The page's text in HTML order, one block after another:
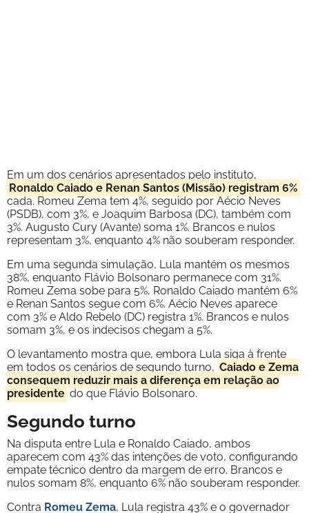
Em um dos cenários apresentados pelo instituto,
Ronaldo Caiado e Renan Santos (Missão) registram 6%
cada. Romeu Zema tem 4%, seguido por Aécio Neves
(PSDB), com 3%, e Joaquim Barbosa (DC), também com
3%. Augusto Cury (Avante) soma 1%. Brancos e nulos
representam 3%, enquanto 4% não souberam responder.
Em uma segunda simulação, Lula mantém os mesmos
38%, enquanto Flávio Bolsonaro permanece com 31%.
Romeu Zema sobe para 5%, Ronaldo Caiado mantém 6%
e Renan Santos segue com 6%. Aécio Neves aparece
com 3% e Aldo Rebelo (DC) registra 1%. Brancos e nulos
somam 3%, e os indecisos chegam a 5%.
O levantamento mostra que, embora Lula siga à frente
em todos os cenários de segundo turno, Caiado e Zema
conseguem reduzir mais a diferença em relação ao
presidentedo que Flávio Bolsonaro.
Segundo turno
Na disputa entre Lula e Ronaldo Caiado, ambos
aparecem com 43% das intenções de voto, configurando
empate técnico dentro da margem de erro. Brancos e
nulos somam 8%, enquanto 6% não souberam responder.
Contra Romeu Zema, Lula registra 43% e o governador